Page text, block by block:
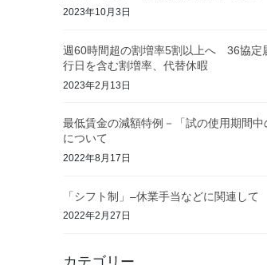
2023年10月3日
週60時間超の割増率5割以上へ 36協定
行日を含む割増率、代替休暇
2023年2月13日
最低賃金の減額特例－「試の使用期間中
について
2022年8月17日
「シフト制」–休業手当などに関連して
2022年2月27日